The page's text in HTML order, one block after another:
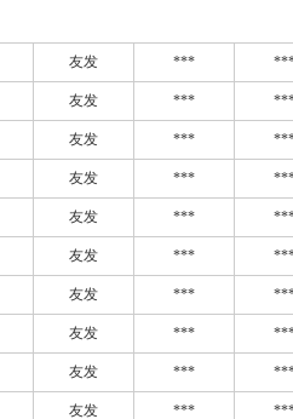
友发 ***
友发 ***
友发 ***
友发 ***
友发 ***
友发 ***
友发 ***
友发 ***
友发 ***
友发 ***